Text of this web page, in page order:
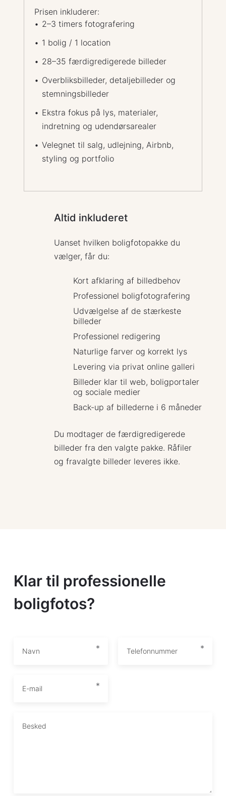
Prisen inkluderer:
2–3 timers fotografering
1 bolig / 1 location
28–35 færdigredigerede billeder
Overbliksbilleder, detaljebilleder og
stemningsbilleder
Ekstra fokus på lys, materialer,
indretning og udendørsarealer
Velegnet til salg, udlejning, Airbnb,
styling og portfolio
Altid inkluderet
Uanset hvilken boligfotopakke du
vælger, får du:
Kort afklaring af billedbehov
Professionel boligfotografering
Udvælgelse af de stærkeste
billeder
Professionel redigering
Naturlige farver og korrekt lys
Levering via privat online galleri
Billeder klar til web, boligportaler
og sociale medier
Back-up af billederne i 6 måneder
Du modtager de færdigredigerede
billeder fra den valgte pakke. Råfiler
og fravalgte billeder leveres ikke.
Klar til professionelle
boligfotos?